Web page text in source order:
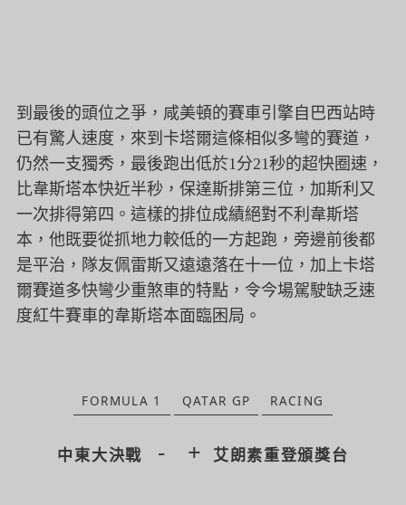
到最後的頭位之爭，咸美頓的賽車引擎自巴西站時
已有驚人速度，來到卡塔爾這條相似多彎的賽道，
仍然一支獨秀，最後跑出低於1分21秒的超快圈速，
比韋斯塔本快近半秒，保達斯排第三位，加斯利又
一次排得第四。這樣的排位成績絕對不利韋斯塔
本，他既要從抓地力較低的一方起跑，旁邊前後都
是平治，隊友佩雷斯又遠遠落在十一位，加上卡塔
爾賽道多快彎少重煞車的特點，令今場駕駛缺乏速
度紅牛賽車的韋斯塔本面臨困局。
FORMULA 1 QATAR GP RACING
中東大決戰 - + 艾朗素重登頒獎台